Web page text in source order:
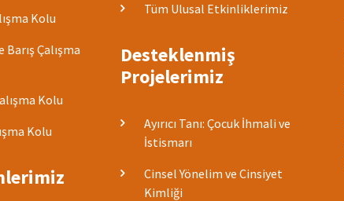
Kolu
Barış Çalışma
Kolu
Kolu
Tüm Ulusal Etkinliklerimiz
Desteklenmiş
Projelerimiz
Ayırıcı Tanı: Çocuk İhmali ve
İstismarı
Cinsel Yönelim ve Cinsiyet
Kimliği